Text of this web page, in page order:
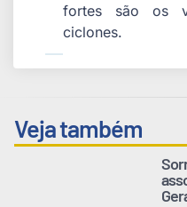
fortes são os
ciclones.
Veja também